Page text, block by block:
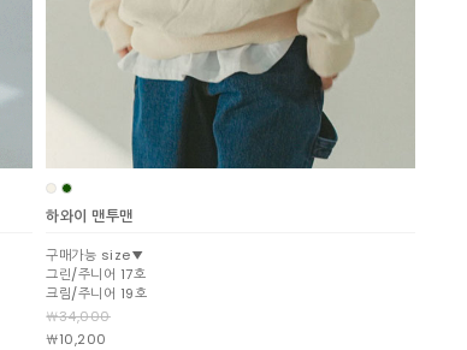
하와이 맨투맨
구매가능 size▼
그린/주니어 17호
크림/주니어 19호
￦34,000
￦10,200